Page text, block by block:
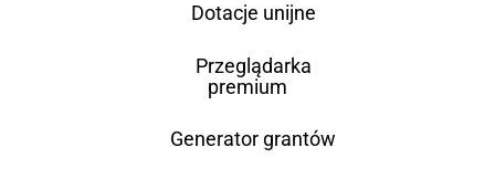
Dotacje unijne
Przeglądarka
premium
Generator grantów